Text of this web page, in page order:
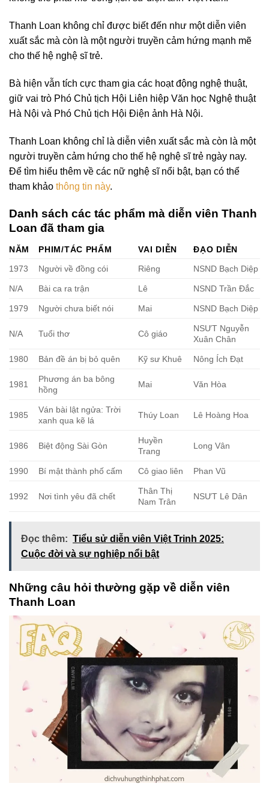
Thanh Loan không chỉ được biết đến như một diễn viên
xuất sắc mà còn là một người truyền cảm hứng mạnh mẽ
cho thế hệ nghệ sĩ trẻ.
Bà hiện vẫn tích cực tham gia các hoạt động nghệ thuật,
giữ vai trò Phó Chủ tịch Hội Liên hiệp Văn học Nghệ thuật
Hà Nội và Phó Chủ tịch Hội Điện ảnh Hà Nội.
Thanh Loan không chỉ là diễn viên xuất sắc mà còn là một
người truyền cảm hứng cho thế hệ nghệ sĩ trẻ ngày nay.
Để tìm hiểu thêm về các nữ nghệ sĩ nổi bật, bạn có thể
tham khảo thông tin này.
Danh sách các tác phẩm mà diễn viên Thanh
Loan đã tham gia
NĂM PHIM/TÁC PHẨM VAI DIỄN
ĐẠO DIỄN
1973
Người về đồng cói Riêng NSND Bạch Diệp
N/A Bài ca ra trận Lê NSND Trần Đắc
1979 Người chưa biết nói Mai NSND Bạch Diệp
N/A Tuổi thơ Cô giáo
NSƯT Nguyễn
Xuân Chân
1980 Bản đề án bị bỏ quên Kỹ sư Khuê Nông Ích Đạt
1981
Phương án ba bông
hồng
Mai Văn Hòa
1985
Ván bài lật ngửa: Trời
xanh qua kẽ lá
Thúy Loan Lê Hoàng Hoa
1986 Biệt động Sài Gòn
Huyền
Trang
Long Vân
1990 Bí mật thành phố cấm Cô giao liên Phan Vũ
1992 Nơi tình yêu đã chết
Thân Thị
Nam Trân
NSƯT Lê Dân
Đọc thêm: Tiểu sử diễn viên Việt Trinh 2025:
Cuộc đời và sự nghiệp nổi bật
Những câu hỏi thường gặp về diễn viên
Thanh Loan